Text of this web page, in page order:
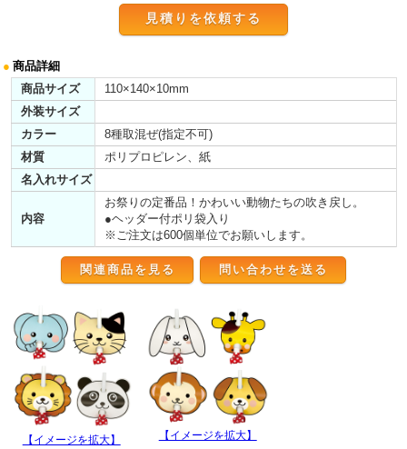
● 商品詳細
商品サイズ
110×140×10mm
外装サイズ
カラー
8種取混ぜ(指定不可)
材質
ポリプロピレン、紙
名入れサイズ
内容
お祭りの定番品！かわいい動物たちの吹き戻し。
●ヘッダー付ポリ袋入り
※ご注文は600個単位でお願いします。
関連商品を見る
【イメージを拡大】 【イメージを拡大】